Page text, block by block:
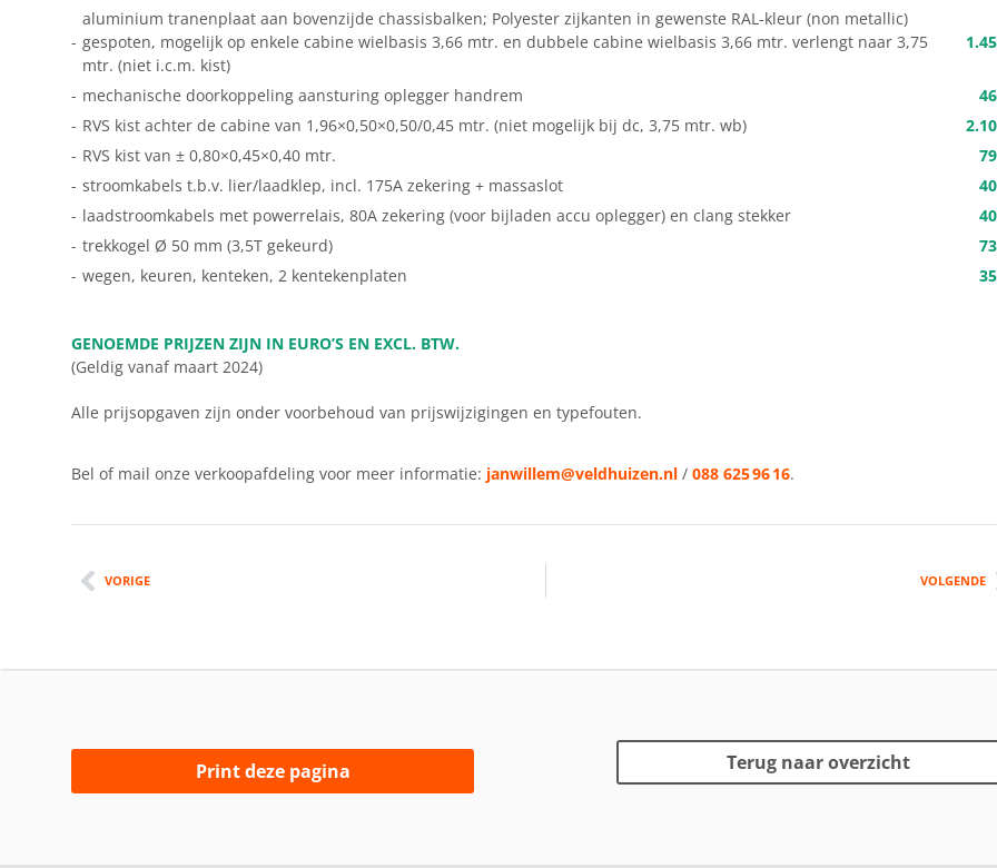
-
aluminium tranenplaat aan bovenzijde chassisbalken; Polyester zijkanten in gewenste RAL-kleur (non metallic)
gespoten, mogelijk op enkele cabine wielbasis 3,66 mtr. en dubbele cabine wielbasis 3,66 mtr. verlengt naar 3,75
mtr. (niet i.c.m. kist)
- mechanische doorkoppeling aansturing oplegger handrem
- RVS kist achter de cabine van 1,96×0,50×0,50/0,45 mtr. (niet mogelijk bij dc, 3,75 mtr. wb)
- RVS kist van ± 0,80×0,45×0,40 mtr.
- stroomkabels t.b.v. lier/laadklep, incl. 175A zekering + massaslot
- laadstroomkabels met powerrelais, 80A zekering (voor bijladen accu oplegger) en clang stekker
- trekkogel Ø 50 mm (3,5T gekeurd)
- wegen, keuren, kenteken, 2 kentekenplaten
GENOEMDE PRIJZEN ZIJN IN EURO’S EN EXCL. BTW.
(Geldig vanaf maart 2024)
Alle prijsopgaven zijn onder voorbehoud van prijswijzigingen en typefouten.
Bel of mail onze verkoopafdeling voor meer informatie: janwillem@veldhuizen.nl / 088 625 96 16.
VOLGENDE
VORIGE
Print deze pagina Terug naar overzicht